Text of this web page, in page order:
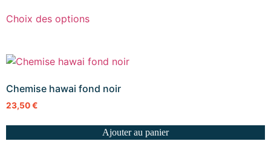
Choix des options
Chemise hawai fond noir
23,50€
Ajouter au panier